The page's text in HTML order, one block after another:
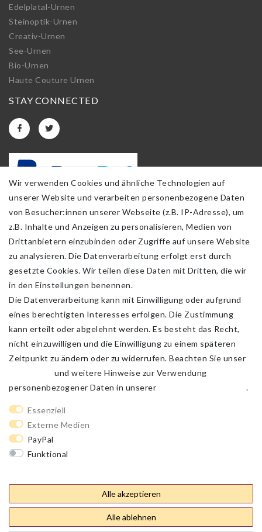
Edelplatal-Urnen
Steinoptik-Urnen
Creativ-Urnen
See-Urnen
Bio-Urnen
Haute Couture Urnen
STAY CONNECTED
Impressum
Kontakt
Wir verwenden Cookies und ähnliche Technologien auf
unserer Website und verarbeiten personenbezogene Daten
von Besucher:innen unserer Webseite (z.B. IP-Adresse), um
z.B. Inhalte und Anzeigen zu personalisieren, Medien von
Drittanbietern einzubinden oder Zugriffe auf unsere Website
zu analysieren. Die Datenverarbeitung erfolgt erst durch
gesetzte Cookies. Wir teilen diese Daten mit Dritten, die wir
in den Einstellungen benennen.
Die Datenverarbeitung kann mit Einwilligung oder aufgrund
eines berechtigten Interesses erfolgen. Die Zustimmung
kann erteilt oder abgelehnt werden. Es besteht das Recht,
nicht einzuwilligen und die Einwilligung zu einem späteren
Zeitpunkt zu ändern oder zu widerrufen. Beachten Sie unser
und weitere Hinweise zur Verwendung
personenbezogener Daten in unserer
.
Essenziell
Externe Medien
PayPal
Funktional
Alle akzeptieren
Alle ablehnen